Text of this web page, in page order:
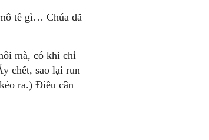
tê gì… Chúa đã
mà, có khi chỉ
chết, sao lại run
ra.) Điều cần